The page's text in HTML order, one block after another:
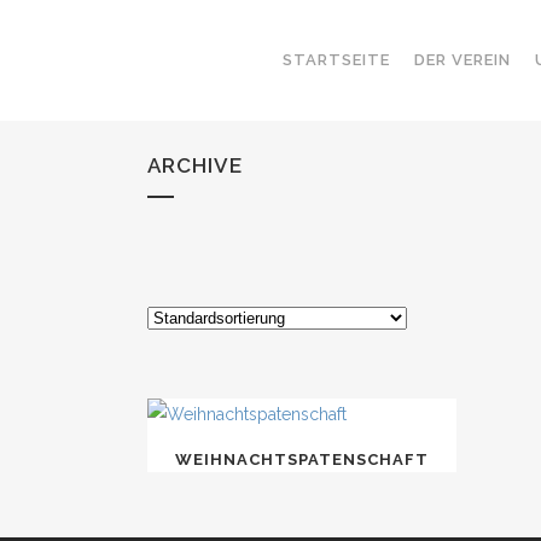
STARTSEITE DER VEREIN
ARCHIVE
WEIHNACHTSPATENSCHAFT